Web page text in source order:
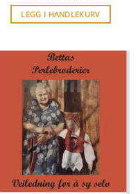
LEGG I HANDLEKURV